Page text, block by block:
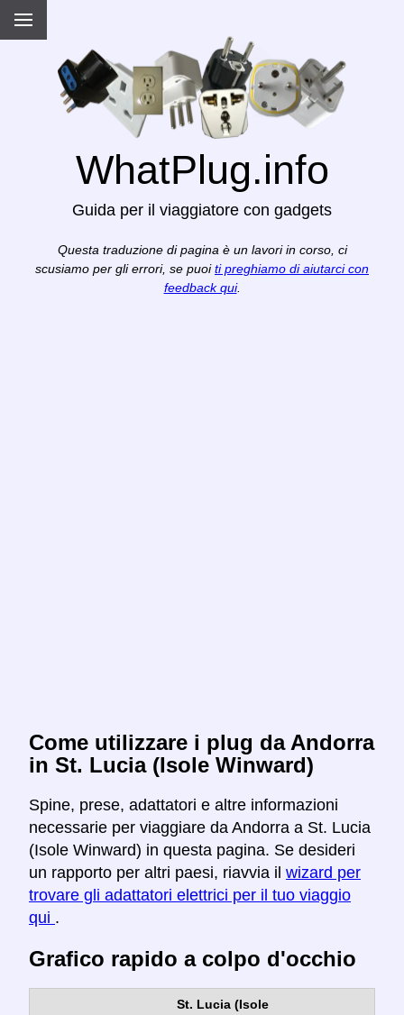
WhatPlug.info
Guida per il viaggiatore con gadgets
Questa traduzione di pagina è un lavori in corso, ci
scusiamo per gli errori, se puoi ti preghiamo di aiutarci con
feedback qui.
Come utilizzare i plug da Andorra
in St. Lucia (Isole Winward)
Spine, prese, adattatori e altre informazioni
necessarie per viaggiare da Andorra a St. Lucia
(Isole Winward) in questa pagina. Se desideri
un rapporto per altri paesi, riavvia il wizard per
trovare gli adattatori elettrici per il tuo viaggio
qui .
Grafico rapido a colpo d'occhio
St. Lucia (Isole